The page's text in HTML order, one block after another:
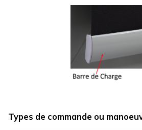
Types de commande ou